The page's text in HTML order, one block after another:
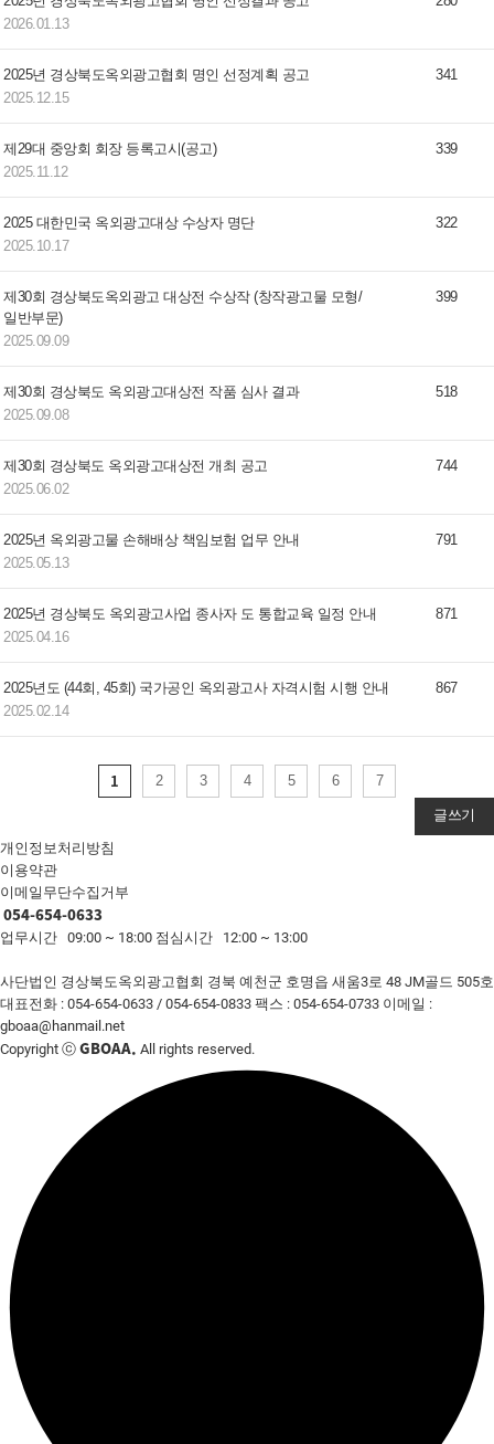
2026.01.13
2025년 경상북도옥외광고협회 명인 선정계획 공고
2025.12.15
341
제29대 중앙회 회장 등록고시(공고)
2025.11.12
339
2025 대한민국 옥외광고대상 수상자 명단
2025.10.17
322
제30회 경상북도옥외광고 대상전 수상작 (창작광고물 모형/
일반부문)
2025.09.09
399
제30회 경상북도 옥외광고대상전 작품 심사 결과
2025.09.08
518
제30회 경상북도 옥외광고대상전 개최 공고
2025.06.02
744
2025년 옥외광고물 손해배상 책임보험 업무 안내
2025.05.13
791
2025년 경상북도 옥외광고사업 종사자 도 통합교육 일정 안내
2025.04.16
871
2025년도 (44회, 45회) 국가공인 옥외광고사 자격시험 시행 안내
2025.02.14
867
1 2 3 4 5 6 7
글쓰기
개인정보처리방침
이용약관
이메일무단수집거부
054-654-0633
업무시간 09:00 ~ 18:00 점심시간 12:00 ~ 13:00
사단법인 경상북도옥외광고협회 경북 예천군 호명읍 새움3로 48 JM골드 505호
대표전화 : 054-654-0633 / 054-654-0833 팩스 : 054-654-0733 이메일 :
gboaa@hanmail.net
Copyright ⓒ GBOAA. All rights reserved.